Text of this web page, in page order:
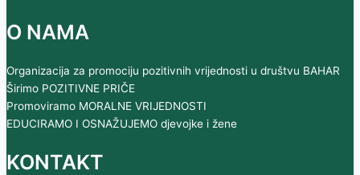
O NAMA
Organizacija za promociju pozitivnih vrijednosti u društvu BAHAR
Širimo POZITIVNE PRIČE
Promoviramo MORALNE VRIJEDNOSTI
EDUCIRAMO I OSNAŽUJEMO djevojke i žene
KONTAKT